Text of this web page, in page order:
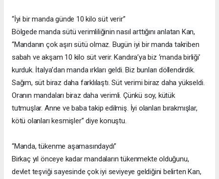
“İyi bir manda günde 10 kilo süt verir”
Bölgede manda sütü verimliliğinin nasıl arttığını anlatan Kan,
“Mandanın çok aşırı sütü olmaz. Bugün iyi bir manda takriben
sabah ve akşam 10 kilo süt verir. Kandıra’ya biz ‘manda birliği’
kurduk. İtalya’dan manda ırkları geldi. Biz bunları döllendirdik.
Sağım, süt biraz daha farklılaştı. Süt verimi biraz daha yükseldi.
Oranın mandaları biraz daha verimli. Çünkü soy, kütük
tutmuşlar. Anne ve baba takip edilmiş. İyi olanları bırakmışlar,
kötü olanları kesmişler” diye konuştu.
“Manda, tükenme aşamasındaydı”
Birkaç yıl önceye kadar mandaların tükenmekte olduğunu,
devlet teşviği sayesinde çok iyi seviyeye geldiğini belirten Kan,